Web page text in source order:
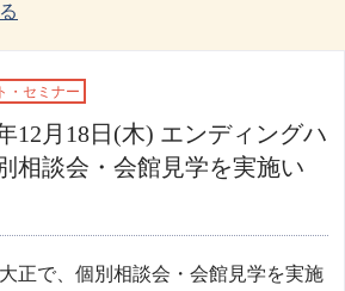
・セミナー
12月18日(木) エンディングハ
相談会・会館見学を実施い
正で、個別相談会・会館見学を実施